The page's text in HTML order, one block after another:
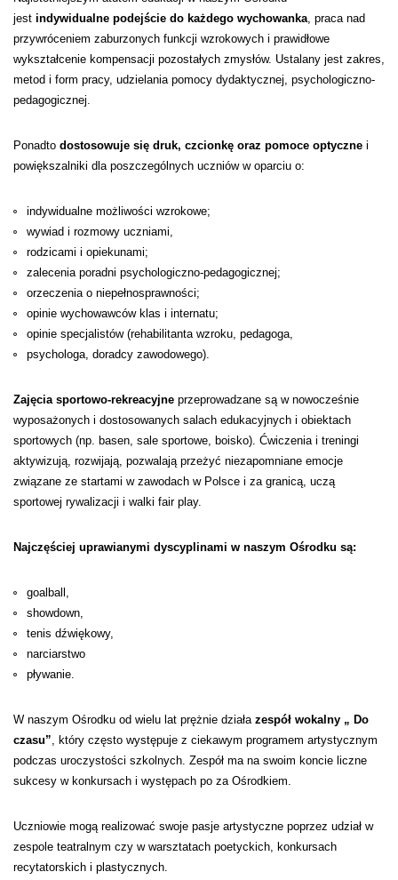
jest indywidualne podejście do każdego wychowanka, praca nad
przywróceniem zaburzonych funkcji wzrokowych i prawidłowe
wykształcenie kompensacji pozostałych zmysłów. Ustalany jest zakres,
metod i form pracy, udzielania pomocy dydaktycznej, psychologiczno-
pedagogicznej.
Ponadto dostosowuje się druk, czcionkę oraz pomoce optyczne i
powiększalniki dla poszczególnych uczniów w oparciu o:
indywidualne możliwości wzrokowe;
wywiad i rozmowy uczniami,
rodzicami i opiekunami;
zalecenia poradni psychologiczno-pedagogicznej;
orzeczenia o niepełnosprawności;
opinie wychowawców klas i internatu;
opinie specjalistów (rehabilitanta wzroku, pedagoga,
psychologa, doradcy zawodowego).
Zajęcia sportowo-rekreacyjne przeprowadzane są w nowocześnie
wyposażonych i dostosowanych salach edukacyjnych i obiektach
sportowych (np. basen, sale sportowe, boisko). Ćwiczenia i treningi
aktywizują, rozwijają, pozwalają przeżyć niezapomniane emocje
związane ze startami w zawodach w Polsce i za granicą, uczą
sportowej rywalizacji i walki fair play.
Najczęściej uprawianymi dyscyplinami w naszym Ośrodku są:
goalball,
showdown,
tenis dźwiękowy,
narciarstwo
pływanie.
W naszym Ośrodku od wielu lat prężnie działazespół wokalny „ Do
czasu”, który często występuje z ciekawym programem artystycznym
podczas uroczystości szkolnych. Zespół ma na swoim koncie liczne
sukcesy w konkursach i występach po za Ośrodkiem.
Uczniowie mogą realizować swoje pasje artystyczne poprzez udział w
zespole teatralnym czy w warsztatach poetyckich, konkursach
recytatorskich i plastycznych.